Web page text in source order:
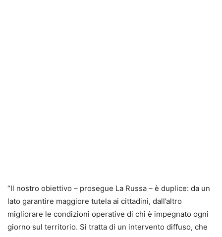
“Il nostro obiettivo – prosegue La Russa – è duplice: da un
lato garantire maggiore tutela ai cittadini, dall’altro
migliorare le condizioni operative di chi è impegnato ogni
giorno sul territorio. Si tratta di un intervento diffuso, che